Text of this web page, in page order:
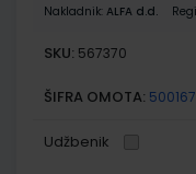
Nakladnik: ALFA d.d.
SKU: 567370
ŠIFRA OMOTA: 500167
Udžbenik